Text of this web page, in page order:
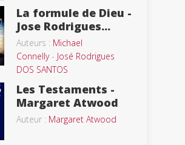
La formule de Dieu -
Jose Rodrigues...
Auteurs : Michael
Connelly- José Rodrigues
DOS SANTOS
Les Testaments -
Margaret Atwood
Auteur : Margaret Atwood